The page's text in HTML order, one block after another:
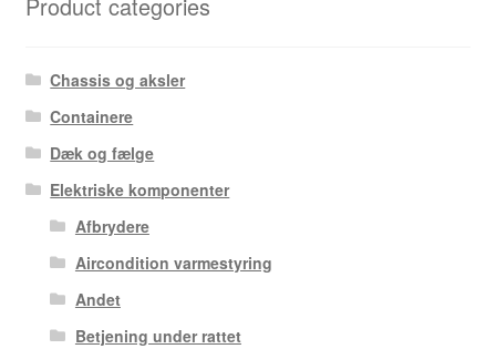
Product categories
Chassis og aksler
Containere
Dæk og fælge
Elektriske komponenter
Afbrydere
Aircondition varmestyring
Andet
Betjening under rattet